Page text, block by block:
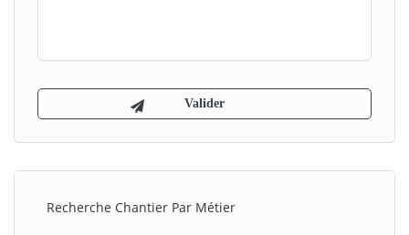
Recherche Chantier Par Métier